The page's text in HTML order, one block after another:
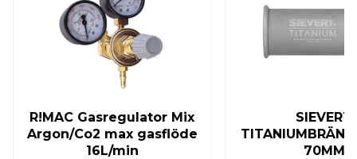
R!MAC Gasregulator Mix
Argon/Co2 max gasflöde
16L/min
SIEVERT
70MM